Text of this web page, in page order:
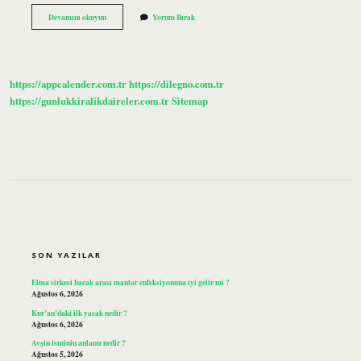
Devamını okuyunMiyim
Muyum
Yorum Bırak
https://appcalender.com.trhttps://dilegno.com.tr
https://gunlukkiralikdaireler.com.trSitemap
SON YAZILAR
Elma sirkesi bacak arası mantar enfeksiyonuna iyi gelir mi ?
Ağustos 6, 2026
Kur’an’daki ilk yasak nedir ?
Ağustos 6, 2026
Avşin isminin anlamı nedir ?
Ağustos 5, 2026